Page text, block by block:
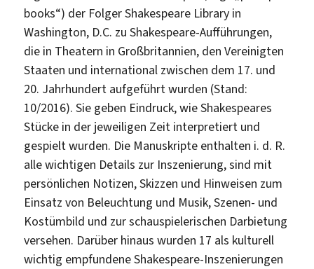
books“) der Folger Shakespeare Library in
Washington, D.C. zu Shakespeare-Aufführungen,
die in Theatern in Großbritannien, den Vereinigten
Staaten und international zwischen dem 17. und
20. Jahrhundert aufgeführt wurden (Stand:
10/2016). Sie geben Eindruck, wie Shakespeares
Stücke in der jeweiligen Zeit interpretiert und
gespielt wurden. Die Manuskripte enthalten i. d. R.
alle wichtigen Details zur Inszenierung, sind mit
persönlichen Notizen, Skizzen und Hinweisen zum
Einsatz von Beleuchtung und Musik, Szenen- und
Kostümbild und zur schauspielerischen Darbietung
versehen. Darüber hinaus wurden 17 als kulturell
wichtig empfundene Shakespeare-Inszenierungen